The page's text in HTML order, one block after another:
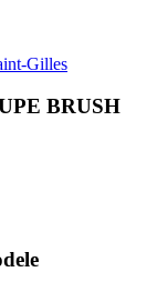
Gilles
BRUSH